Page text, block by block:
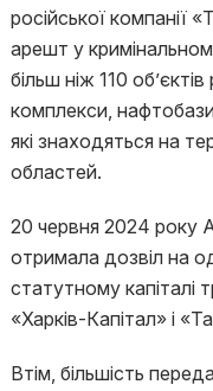
російської компанії
арешт у
більш ніж 110
комплекси,
які знаходяться на
областей.
20 червня 2024 року
отримала дозвіл на
статутному
«Харків-Капітал» і
Втім, більшість